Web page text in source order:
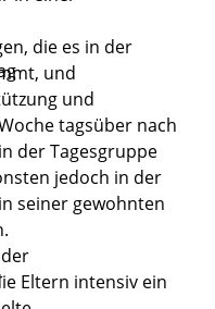
die es in der
und
und
tagsüber nach
der Tagesgruppe
jedoch in der
seiner gewohnten
Eltern intensiv ein